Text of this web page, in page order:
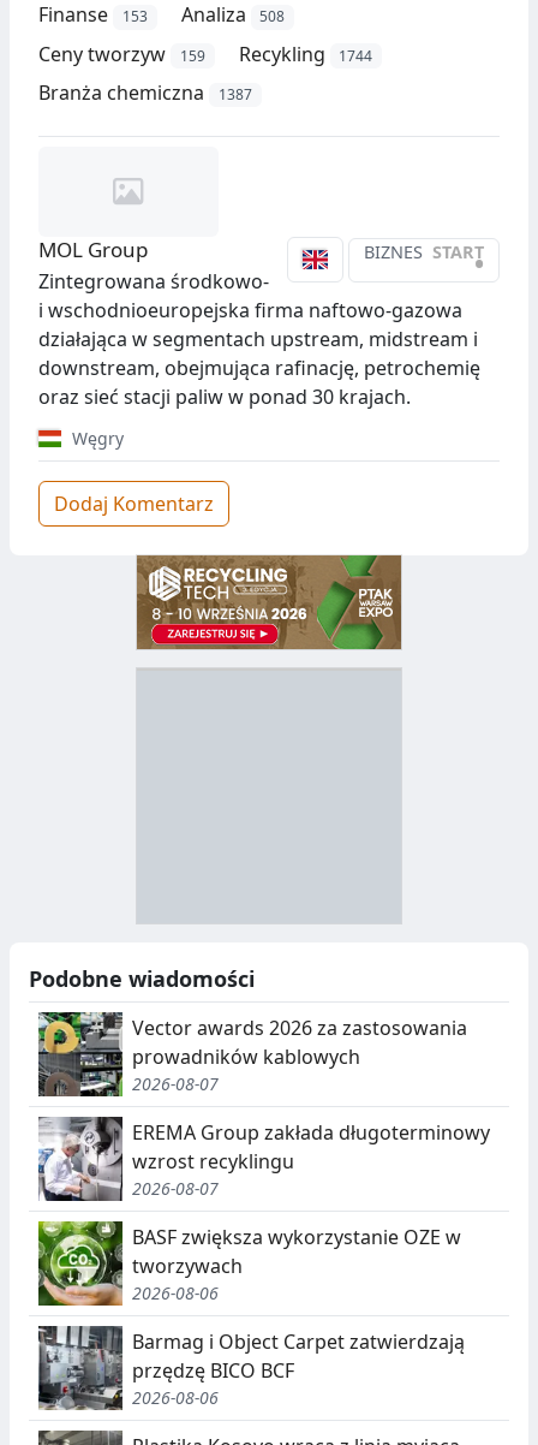
Finanse 153 Analiza 508
Ceny tworzyw 159 Recykling 1744
Branża chemiczna 1387
BIZNES START
•
MOL Group
Zintegrowana środkowo-
i wschodnioeuropejska firma naftowo-gazowa
działająca w segmentach upstream, midstream i
downstream, obejmująca rafinację, petrochemię
oraz sieć stacji paliw w ponad 30 krajach.
Węgry
Dodaj Komentarz
N
I
E
,
S
E
G
R
E
G
A
C
J
B
U
C
J
A
Podobne wiadomości
Vector awards 2026 za zastosowania
prowadników kablowych
2026-08-07
EREMA Group zakłada długoterminowy
wzrost recyklingu
2026-08-07
BASF zwiększa wykorzystanie OZE w
tworzywach
2026-08-06
Barmag i Object Carpet zatwierdzają
przędzę BICO BCF
2026-08-06